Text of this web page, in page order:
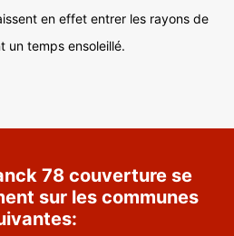
en effet entrer les rayons de
un temps ensoleillé.
78 couverture se
sur les communes